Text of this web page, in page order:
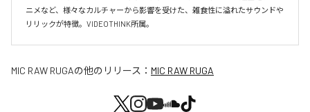
ニメなど、様々なカルチャーから影響を受けた、雑食性に溢れたサウンドや
リリックが特徴。VIDEOTHINK所属。
MIC RAW RUGAの他のリリース： MIC RAW RUGA